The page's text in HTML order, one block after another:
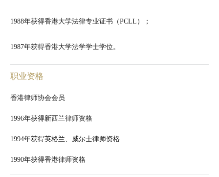
1988年获得香港大学法律专业证书（PCLL）；
1987年获得香港大学法学学士学位。
职业资格
香港律师协会会员
1996年获得新西兰律师资格
1994年获得英格兰、威尔士律师资格
1990年获得香港律师资格